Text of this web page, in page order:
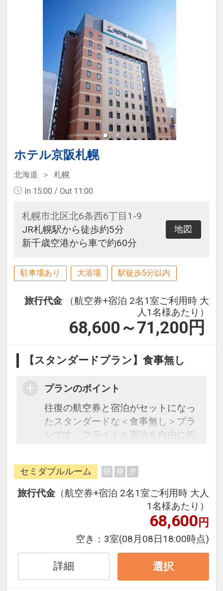
ホテル京阪札幌
北海道
札幌
In 15:00 / Out 11:00
札幌市北区北6条西6丁目1-9
JR札幌駅から徒歩約5分
新千歳空港から車で約60分
地図
駐車場あり 大浴場 駅徒歩5分以内
旅行代金
（航空券+宿泊 2名1室ご利用時 大
人1名様あたり）
68,600～71,200 円
【スタンダードプラン】食事無し
プランのポイント
往復の航空券と宿泊がセットになっ
たスタンダードな＜食事無し＞プラ
ンです。フライトと宿泊を自由に組
ージだから、一都市滞在はもちろん
周遊旅行にも最適！
旅行期間中の1泊だけの宿泊や延
泊・飛び泊なども自由自在です。
フライトは、安心のJAL（または
JALグループ）確約！フライトマイ
ル50%貯まります。
オプションでレンタカーや現地交
通・体験プランなどの追加（同時予
約）が可能なプランもございます。
セミダブルルーム 朝 昼 夕
旅行代金 （航空券+宿泊 2名1室ご利用時 大人
1名様あたり）
68,600円
空き： 3室(08月08日18:00時点)
詳細 選択